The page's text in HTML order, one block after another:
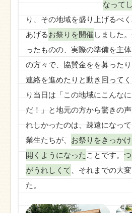
なって
り、その地域を盛り上げるべ
あげるお祭りを開催 しました
ったものの、実際の準備を主
の方々で、協賛金をを募った
連絡を進めたりと動き回って
り当日は「この地域にこんな
だ！」と地元の方から驚きの
れしかったのは、疎遠になっ
業生たちが、 お祭りをきっか
開くようになった ことです。
がうれしくて
、それまでの大
た。